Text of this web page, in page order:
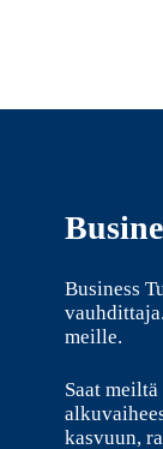
Business
meille.
Saat
kasvuun,